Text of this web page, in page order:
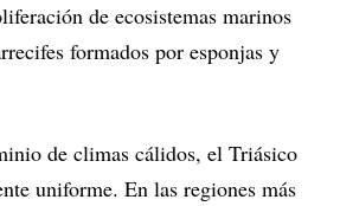
de ecosistemas marinos
formados por esponjas y
de climas cálidos, el Triásico
uniforme. En las regiones más